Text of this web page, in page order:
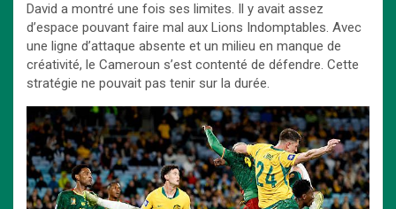
David a montré une fois ses limites. Il y avait assez
d’espace pouvant faire mal aux Lions Indomptables. Avec
une ligne d’attaque absente et un milieu en manque de
créativité, le Cameroun s’est contenté de défendre. Cette
stratégie ne pouvait pas tenir sur la durée.